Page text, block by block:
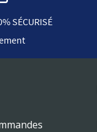
SÉCURISÉ